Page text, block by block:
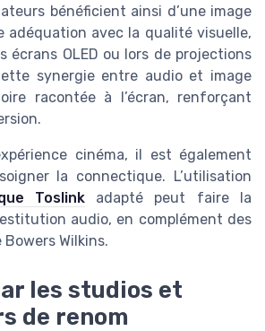
bénéficient ainsi d’une image
adéquation avec la qualité visuelle,
écrans OLED ou lors de projections
synergie entre audio et image
racontée à l’écran, renforçant
cinéma, il est également
la connectique. L’utilisation
Toslinkadapté peut faire la
audio, en complément des
Wilkins.
les studios et
de renom